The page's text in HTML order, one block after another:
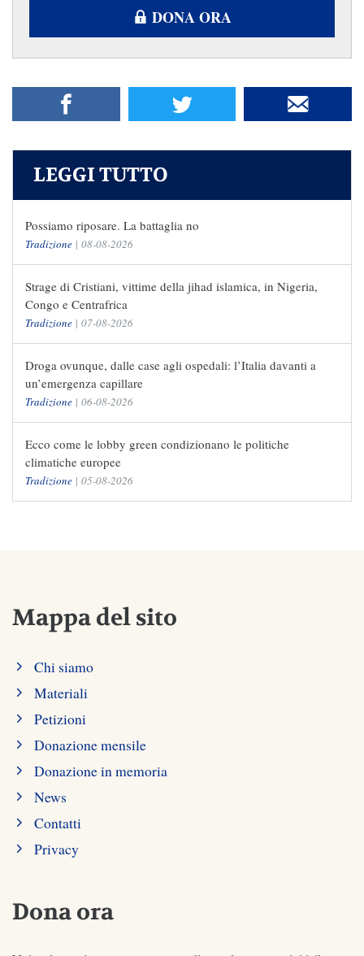
DONA ORA
LEGGI TUTTO
Possiamo riposare. La battaglia no
Tradizione | 08-08-2026
Strage di Cristiani, vittime della jihad islamica, in Nigeria,
Congo e Centrafrica
Tradizione | 07-08-2026
Droga ovunque, dalle case agli ospedali: l’Italia davanti a
un’emergenza capillare
Tradizione | 06-08-2026
Ecco come le lobby green condizionano le politiche
climatiche europee
Tradizione | 05-08-2026
Mappa del sito
Chi siamo
Materiali
Petizioni
Donazione mensile
Donazione in memoria
News
Contatti
Privacy
Dona ora